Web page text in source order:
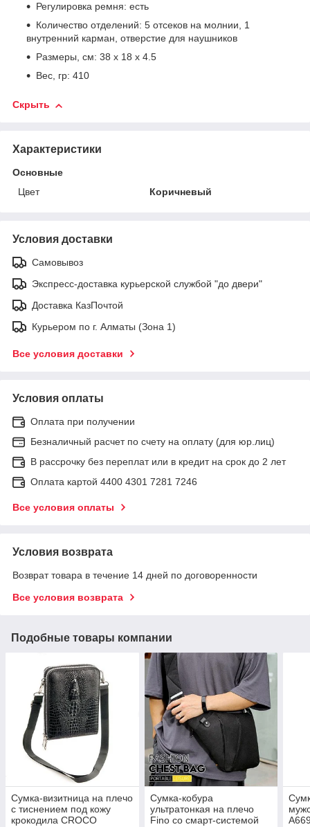
Регулировка ремня: есть
Количество отделений: 5 отсеков на молнии, 1
внутренний карман, отверстие для наушников
Размеры, см: 38 x 18 x 4.5
Вес, гр: 410
Скрыть
Характеристики
Основные
Цвет
Коричневый
Условия доставки
Самовывоз
Экспресс-доставка курьерской службой "до двери"
Доставка КазПочтой
Курьером по г. Алматы (Зона 1)
Все условия доставки
Условия оплаты
Оплата при получении
Безналичный расчет по счету на оплату (для юр.лиц)
В рассрочку без переплат или в кредит на срок до 2 лет
Оплата картой 4400 4301 7281 7246
Все условия оплаты
Условия возврата
Возврат товара в течение 14 дней по договоренности
Все условия возврата
Подобные товары компании
Сумка-визитница на плечо
с тиснением под кожу
крокодила CROCO
Сумка-кобура
ультратонкая на плечо
Fino со смарт-системой